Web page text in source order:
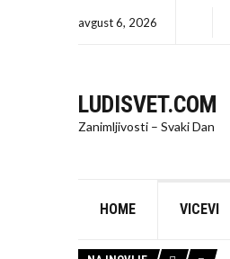
avgust 6, 2026
LUDISVET.COM
Zanimljivosti – Svaki Dan
HOME VICEVI